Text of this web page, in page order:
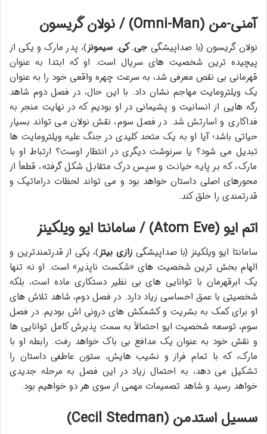
آمنی-من (Omni-Man) / نولان گریسون
نولان گریسون (با صداپیشگی جی. کی. سیمونز)، پدر مارک و یکی از
پیچیده ترین شخصیت های سریال است. او که ابتدا به عنوان
قهرمانی بی نقص معرفی شد، به سرعت چهره واقعی خود را به عنوان
یک ویلترومایت مهاجم نشان داد. با این حال، در فصل دوم شاهد
رگه هایی از انسانیت و پشیمانی در او بودیم که در نهایت منجر به
فداکاری و اسارتش شد. در فصل سوم، نقش نولان می تواند بسیار
حیاتی باشد؛ آیا او به یک متحد کلیدی در جنگ علیه ویلترومایت ها
تبدیل می شود؟ یا سرنوشت دیگری در انتظار اوست؟ ارتباط او با
مارک، که بر پایه خیانت و سپس درک متقابل شکل گرفته، قطعاً از
محورهای اصلی داستان خواهد بود و می تواند لحظات دراماتیک و
قدرتمندی را خلق کند.
اتم ایو (Atom Eve) / سامانتا ایو ویلکینز
سامانتا ایو ویلکینز (با صداپیشگی زازی بیتز)، یکی از قدرتمندترین و
الهام بخش ترین شخصیت های «شکست ناپذیر» است. او نه تنها
یک ابرقهرمان با توانایی های بی نظیر دستکاری ماده است، بلکه
شخصیتی با عمق احساسی زیاد دارد. در فصل دوم، شاهد تلاش های
او برای کمک به بشریت و کشمکش های درونی اش بودیم. در فصل
سوم، توسعه شخصیت ایو احتمالاً به سمت پذیرش کامل توانایی ها
و نقش خود به عنوان یک مدافع بی باک خواهد رفت. رابطه او با
مارک، که با تمام فراز و نشیب هایش، ستون عاطفی داستان را
تشکیل می دهد، به احتمال زیاد در این فصل به مرحله جدیدی
خواهد رسید و شاهد تصمیمات مهمی از سوی هر دو خواهیم بود.
سسیل استدمن (Cecil Stedman)